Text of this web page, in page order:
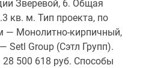
Зверевой, 6. Общая
кв. м. Тип проекта, по
— Монолитно-кирпичный,
Setl Group (Сэтл Групп).
500 618 руб. Способы